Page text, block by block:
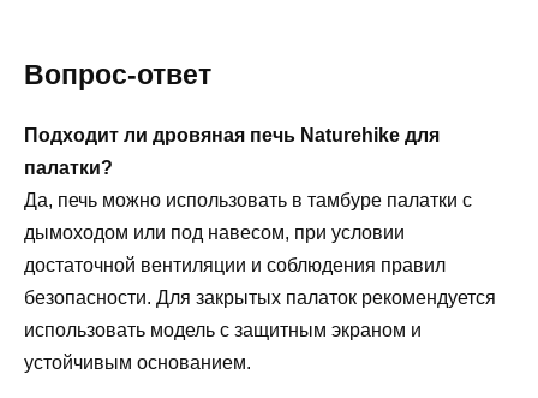
Вопрос-ответ
Подходит ли дровяная печь Naturehike для
палатки?
Да, печь можно использовать в тамбуре палатки с
дымоходом или под навесом, при условии
достаточной вентиляции и соблюдения правил
безопасности. Для закрытых палаток рекомендуется
использовать модель с защитным экраном и
устойчивым основанием.